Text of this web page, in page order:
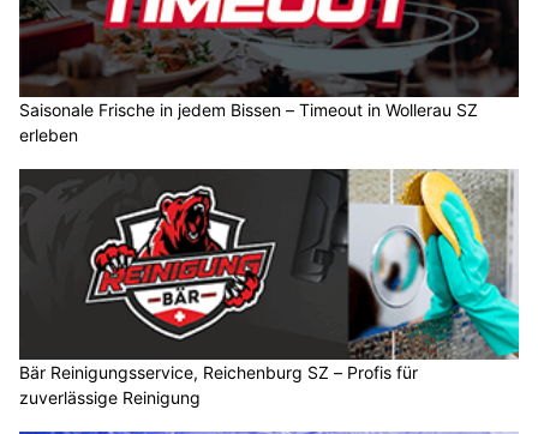
Saisonale Frische in jedem Bissen – Timeout in Wollerau SZ
erleben
Bär Reinigungsservice, Reichenburg SZ – Profis für
zuverlässige Reinigung